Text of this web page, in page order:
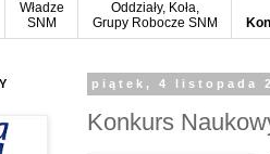
Władze
SNM
Oddziały, Koła,
Grupy Robocze SNM
piątek, 4 listopada
Konkurs